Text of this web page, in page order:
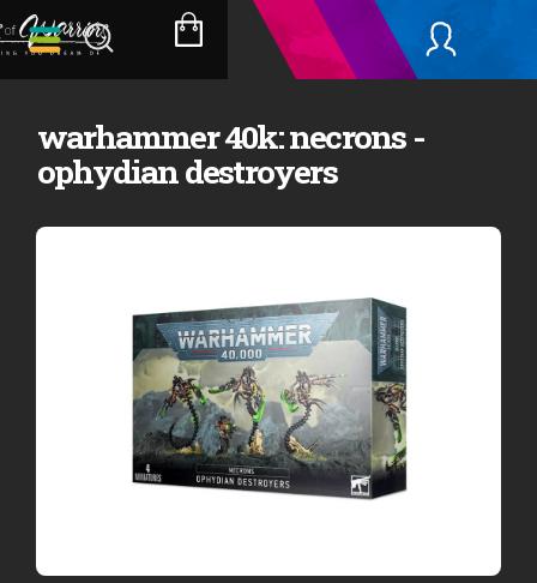
Přejít
na
obsah
NÁKUPNÍ
KOŠÍK
warhammer 40k: necrons -
ophydian destroyers